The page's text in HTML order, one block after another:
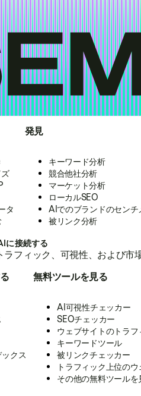
タ
発見
キーワード分析
競合他社分析
マーケット分析
ローカルSEO
AIでのブランドのセンチ
被リンク分析
に接続する
ラフィック、可視性、および
クス
無料ツールを見る
AI可視性チェッカー
SEOチェッカー
ウェブサイトのトラ
キーワードツール
被リンクチェッカー
トラフィック上位の
その他の無料ツールを